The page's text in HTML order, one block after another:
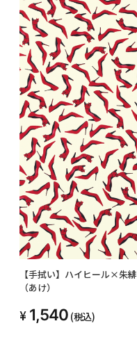
【手拭い】ハイヒール×朱緋
（あけ）
1,540 (税込)